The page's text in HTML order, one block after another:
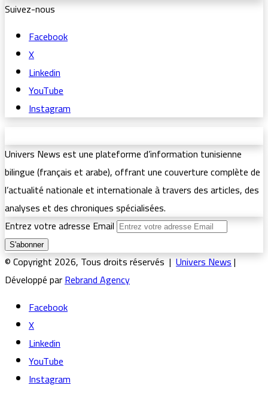
Suivez-nous
Facebook
X
Linkedin
YouTube
Instagram
Univers News est une plateforme d’information tunisienne
bilingue (français et arabe), offrant une couverture complète de
l’actualité nationale et internationale à travers des articles, des
analyses et des chroniques spécialisées.
Entrez votre adresse Email
© Copyright 2026, Tous droits réservés |Univers News|
Développé parRebrand Agency
Facebook
X
Linkedin
YouTube
Instagram